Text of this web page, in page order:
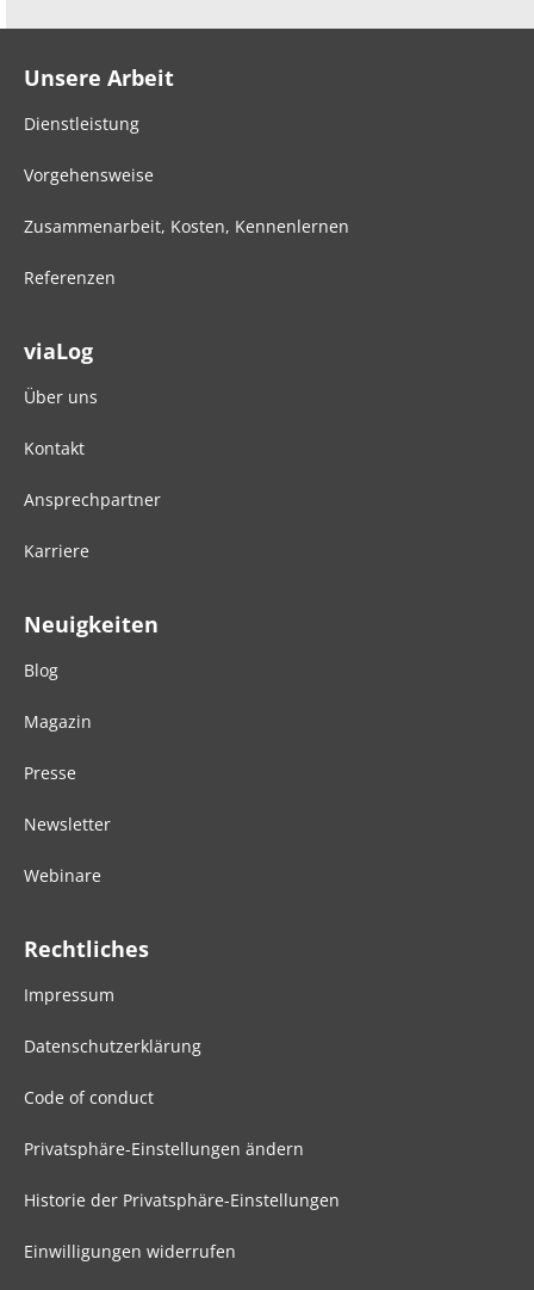
Unsere Arbeit
Dienstleistung
Vorgehensweise
Zusammenarbeit, Kosten, Kennenlernen
Referenzen
viaLog
Über uns
Kontakt
Ansprechpartner
Karriere
Neuigkeiten
Blog
Magazin
Presse
Newsletter
Webinare
Rechtliches
Impressum
Datenschutzerklärung
Code of conduct
Privatsphäre-Einstellungen ändern
Historie der Privatsphäre-Einstellungen
Einwilligungen widerrufen